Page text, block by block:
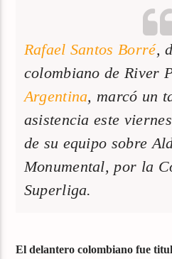
Rafael Santos Borré,
colombiano de River
Argentina, marcó un
asistencia este
de su equipo sobre
Monumental, por la
Superliga.
El delantero colombiano fue